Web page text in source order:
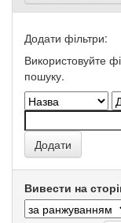
Додати фільтри:
Використовуйте
пошуку.
Вивести на